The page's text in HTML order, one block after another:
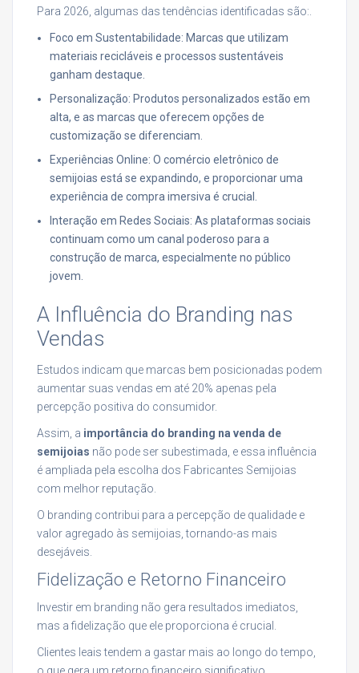
Para 2026, algumas das tendências identificadas são:.
Foco em Sustentabilidade: Marcas que utilizam
materiais recicláveis e processos sustentáveis
ganham destaque.
Personalização: Produtos personalizados estão em
alta, e as marcas que oferecem opções de
customização se diferenciam.
Experiências Online: O comércio eletrônico de
semijoias está se expandindo, e proporcionar uma
experiência de compra imersiva é crucial.
Interação em Redes Sociais: As plataformas sociais
continuam como um canal poderoso para a
construção de marca, especialmente no público
jovem.
A Influência do Branding nas
Vendas
Estudos indicam que marcas bem posicionadas podem
aumentar suas vendas em até 20% apenas pela
percepção positiva do consumidor.
Assim, a importância do branding na venda de
semijoias não pode ser subestimada, e essa influência
é ampliada pela escolha dos Fabricantes Semijoias
com melhor reputação.
O branding contribui para a percepção de qualidade e
valor agregado às semijoias, tornando-as mais
desejáveis.
Fidelização e Retorno Financeiro
Investir em branding não gera resultados imediatos,
mas a fidelização que ele proporciona é crucial.
Clientes leais tendem a gastar mais ao longo do tempo,
o que gera um retorno financeiro significativo.